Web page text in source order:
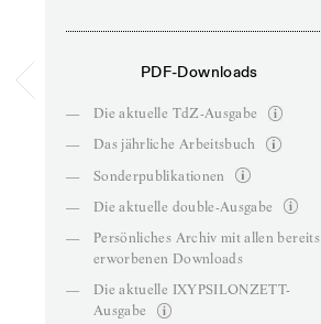
PDF-Downloads
—
Die aktuelle TdZ-Ausgabe
—
Das jährliche Arbeitsbuch
—
Sonderpublikationen
—
Die aktuelle double-Ausgabe
—
Persönliches Archiv mit allen bereits
erworbenen Downloads
—
Die aktuelle IXYPSILONZETT-
Ausgabe